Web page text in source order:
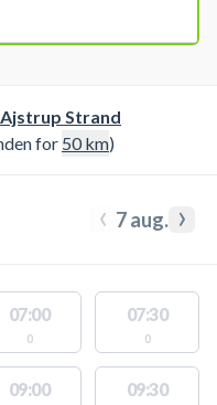
Ajstrup Strand
for 50km)
‹ 7 aug. ›
07:00
0
07:30
0
09:00 09:30